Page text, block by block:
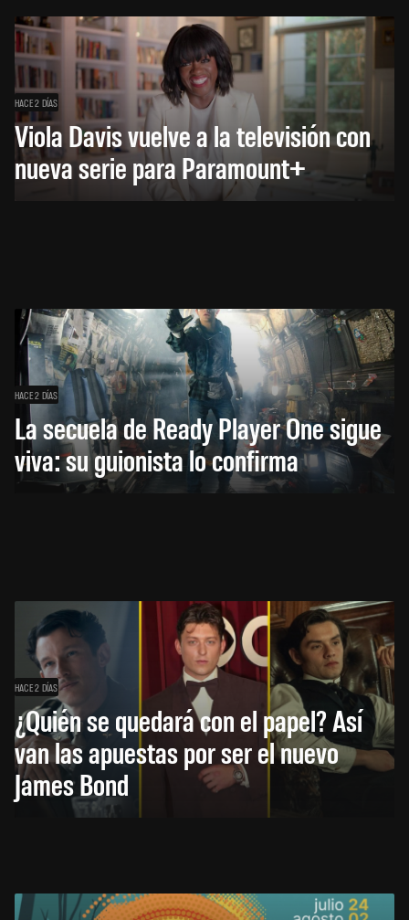
HACE 2 DÍAS
Viola Davis vuelve a la televisión con
nueva serie para Paramount+
HACE 2 DÍAS
La secuela de Ready Player One sigue
viva: su guionista lo confirma
HACE 2 DÍAS
¿Quién se quedará con el papel? Así
van las apuestas por ser el nuevo
James Bond